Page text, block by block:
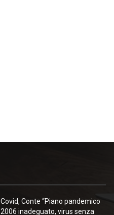
Covid, Conte “Piano pandemico
2006 inadeguato, virus senza